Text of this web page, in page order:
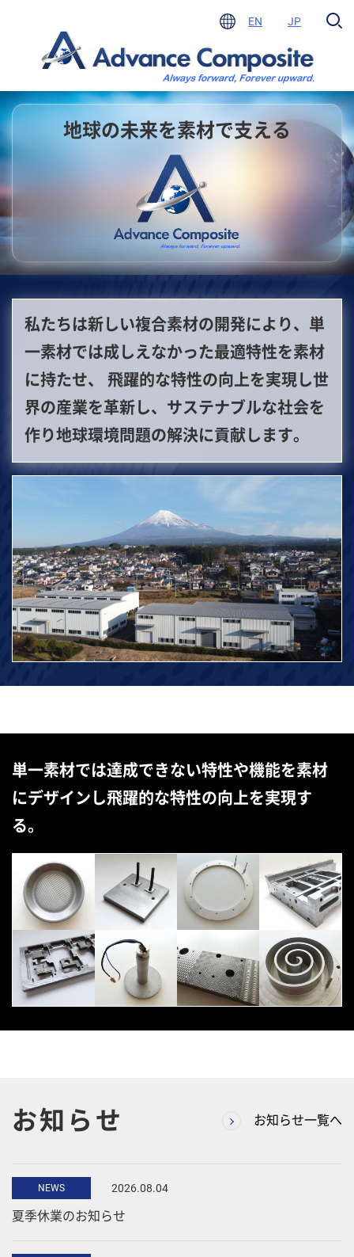
EN JP
地球の未来を素材で支える
私たちは新しい複合素材の開発により、単
一素材では成しえなかった最適特性を素材
に持たせ、 飛躍的な特性の向上を実現し世
界の産業を革新し、サステナブルな社会を
作り地球環境問題の解決に貢献します。
単一素材では達成できない特性や機能を素材
にデザインし飛躍的な特性の向上を実現す
る。
お知らせ お知らせ一覧へ
NEWS 2026.08.04
夏季休業のお知らせ